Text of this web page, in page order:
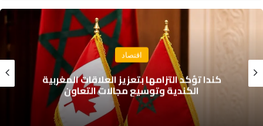
سياسة
حزب الأصالة والمعاصرة يدعو إلى مقاربة شاملة
لمعالجة ملف الهجرة غير النظامية